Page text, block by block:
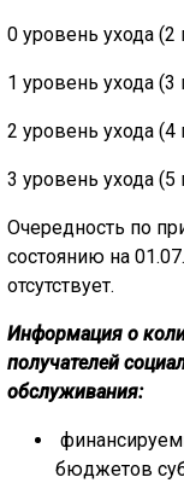
0 уровень ухода (2
1 уровень ухода
2 уровень ухода (4
3 уровень ухода (5
Очередность по
состоянию на
отсутствует.
Информация о
получателей
обслуживания:
бюджетов